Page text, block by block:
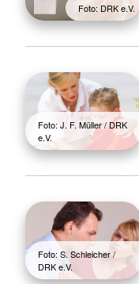
Foto: DRK e.V.
Foto: J. F. Müller / DRK
e.V.
Foto: S. Schleicher /
DRK e.V.